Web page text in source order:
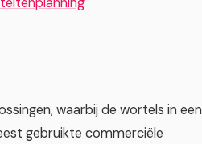
waarbij de wortels in een
gebruikte commerciële